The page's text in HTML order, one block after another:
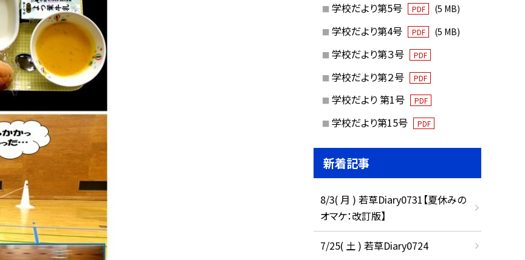
学校だより第5号 PDF (5 MB)
学校だより第4号 PDF (5 MB)
学校だより第３号 PDF
学校だより第２号 PDF
学校だより 第1号 PDF
学校だより第15号 PDF
新着記事
8/3( 月 ) 若草Diary0731【夏休みの
オマケ：改訂版】
7/25( 土 ) 若草Diary0724